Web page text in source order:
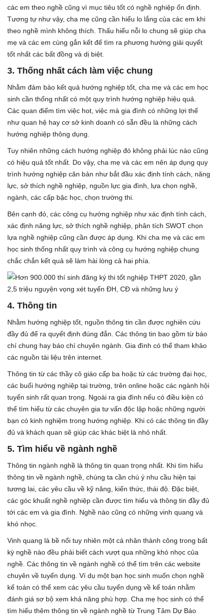
các em theo nghề cũng vì mục tiêu tốt có nghề nghiệp ổn định.
Tương tự như vậy, cha mẹ cũng cần hiểu lo lắng của các em khi
theo nghề mình không thích. Thấu hiểu nỗi lo chung sẽ giúp cha
mẹ và các em cùng gắn kết để tìm ra phương hướng giải quyết
tốt nhất các bất đồng và dị biệt.
3. Thống nhất cách làm việc chung
Nhằm đảm bảo kết quả hướng nghiệp tốt, cha mẹ và các em học
sinh cần thống nhất có một quy trình hướng nghiệp hiệu quả.
Các quan điểm tìm việc hot, việc mà gia đình có những lợi thế
như quan hệ hay cơ sở kinh doanh có sẵn đều là những cách
hướng nghiệp thông dụng.
Tuy nhiên những cách hướng nghiệp đó không phải lúc nào cũng
có hiệu quả tốt nhất. Do vậy, cha mẹ và các em nên áp dụng quy
trình hướng nghiệp căn bản như bắt đầu xác định tính cách, năng
lực, sở thích nghề nghiệp, nguồn lực gia đình, lựa chọn nghề,
ngành, các cấp bậc học, chọn trường thi.
Bên cạnh đó, các công cụ hướng nghiệp như xác định tính cách,
xác định năng lực, sở thích nghề nghiệp, phân tích SWOT chọn
lựa nghề nghiệp cũng cần được áp dụng. Khi cha mẹ và các em
học sinh thống nhất quy trình và công cụ hướng nghiệp chung
chắc chắn kết quả sẽ làm hài lòng cả hai phía.
4. Thông tin
Nhằm hướng nghiệp tốt, nguồn thông tin cần được nghiên cứu
đầy đủ để ra quyết định đúng đắn. Các thông tin bao gồm từ báo
chí chung hay báo chí chuyên ngành. Gia đình có thể tham khảo
các nguồn tài liệu trên internet.
Thông tin từ các thầy cô giáo cấp ba hoặc từ các trường đại học,
các buổi hướng nghiệp tại trường, trên online hoặc các ngành hội
tuyển sinh rất quan trọng. Ngoài ra gia đình nếu có điều kiện có
thể tìm hiểu từ các chuyên gia tư vấn độc lập hoặc những người
bạn có kinh nghiệm trong hướng nghiệp. Khi có các thông tin đầy
đủ và khách quan sẽ giúp các khác biệt là nhỏ nhất.
5. Tìm hiểu về ngành nghề
Thông tin ngành nghề là thông tin quan trọng nhất. Khi tìm hiểu
thông tin về ngành nghề, chúng ta cần chú ý nhu cầu hiện tại
tương lai, các yêu cầu về kỹ năng, kiến thức, thái độ. Đặc biệt,
các góc khuất nghề nghiệp cần được tìm hiểu và thông tin đầy đủ
tới các em và gia đình. Nghề nào cũng có những vinh quang và
khó nhọc.
Vinh quang là bề nổi tuy nhiên một cá nhân thành công trong bất
kỳ nghề nào đều phải biết cách vượt qua những khó nhọc của
nghề. Các thông tin về ngành nghề có thể tìm trên các website
chuyên về tuyển dụng. Ví dụ một bạn học sinh muốn chọn nghề
kế toán có thể xem các yêu cầu tuyển dụng về kế toán nhằm
đánh giá sơ bộ xem khả năng phù hợp. Cha mẹ học sinh có thể
tìm hiểu thêm thông tin về ngành nghề từ Trung Tâm Dự Báo